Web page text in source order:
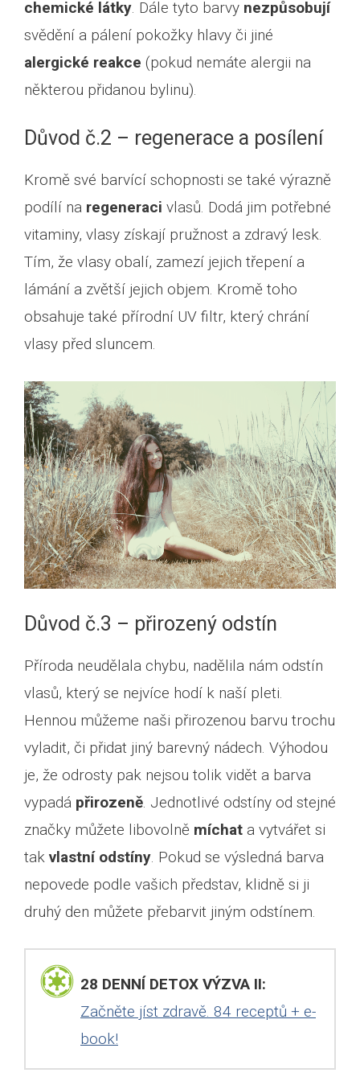
chemické látky. Dále tyto barvy nezpůsobují
svědění a pálení pokožky hlavy či jiné
alergické reakce (pokud nemáte alergii na
některou přidanou bylinu).
Důvod č.2 – regenerace a posílení
Kromě své barvící schopnosti se také výrazně
podílí na regeneraci vlasů. Dodá jim potřebné
vitaminy, vlasy získají pružnost a zdravý lesk.
Tím, že vlasy obalí, zamezí jejich třepení a
lámání a zvětší jejich objem. Kromě toho
obsahuje také přírodní UV filtr, který chrání
vlasy před sluncem.
Důvod č.3 – přirozený odstín
Příroda neudělala chybu, nadělila nám odstín
vlasů, který se nejvíce hodí k naší pleti.
Hennou můžeme naši přirozenou barvu trochu
vyladit, či přidat jiný barevný nádech. Výhodou
je, že odrosty pak nejsou tolik vidět a barva
vypadá přirozeně. Jednotlivé odstíny od stejné
značky můžete libovolně míchat a vytvářet si
tak vlastní odstíny. Pokud se výsledná barva
nepovede podle vašich představ, klidně si ji
druhý den můžete přebarvit jiným odstínem.
28 DENNÍ DETOX VÝZVA II:
Začněte jíst zdravě. 84 receptů + e-
book!